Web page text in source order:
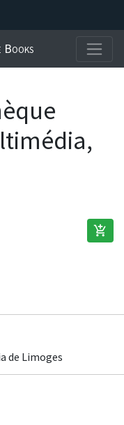
Books
add_shopping_cart
de Limoges